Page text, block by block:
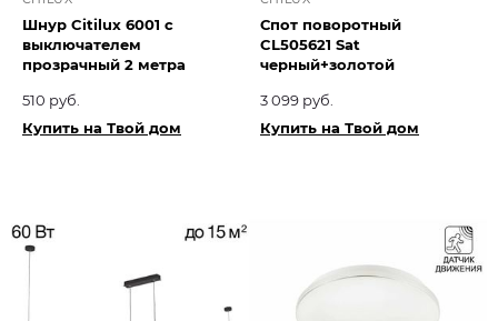
Шнур Citilux 6001 с
выключателем
прозрачный 2 метра
510 руб.
Купить на Твой дом
Спот поворотный
CL505621 Sat
черный+золотой
3 099 руб.
Купить на Твой дом